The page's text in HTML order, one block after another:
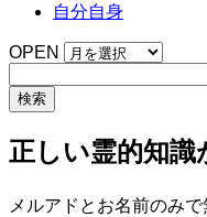
自分自身
OPEN
正しい霊的知識
メルアドとお名前のみ